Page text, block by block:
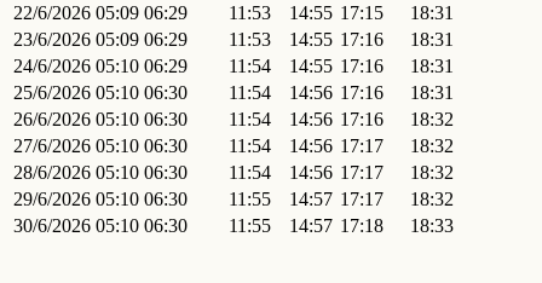
22/6/2026 05:09 06:29 11:53 14:55 17:15
18:31
23/6/2026 05:09 06:29 11:53 14:55 17:16
18:31
24/6/2026 05:10 06:29 11:54 14:55 17:16
18:31
25/6/2026 05:10 06:30 11:54 14:56 17:16
18:31
26/6/2026 05:10 06:30 11:54 14:56 17:16
18:32
27/6/2026 05:10 06:30 11:54 14:56 17:17
18:32
28/6/2026 05:10 06:30 11:54 14:56 17:17
18:32
29/6/2026 05:10 06:30 11:55 14:57 17:17
18:32
30/6/2026 05:10 06:30 11:55 14:57 17:18 18:33